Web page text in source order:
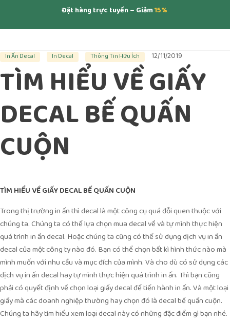
Đặt hàng trực tuyến – Giảm15%
In Ấn Decal In Decal Thông Tin Hữu Ích 12/11/2019
TÌM HIỂU VỀ GIẤY
DECAL BẾ QUẤN
CUỘN
TÌM HIỂU VỀ GIẤY DECAL BẾ QUẤN CUỘN
Trong thị trường in ấn thì decal là một công cụ quá đỗi quen thuộc với
chúng ta. Chúng ta có thể lựa chọn mua decal về và tự mình thực hiện
quá trình in ấn decal. Hoặc chúng ta cũng có thể sử dụng dịch vụ in ấn
decal của một công ty nào đó. Bạn có thể chọn bất kì hình thức nào mà
mình muốn với nhu cầu và mục đích của mình. Và cho dù có sử dụng các
dịch vụ in ấn decal hay tự mình thực hiện quá trình in ấn. Thì bạn cũng
phải có quyết định về chọn loại giấy decal để tiến hành in ấn. Và một loại
giấy mà các doanh nghiệp thường hay chọn đó là decal bế quấn cuộn.
Chúng ta hãy tìm hiểu xem loại decal này có những đặc điểm gì bạn nhé.